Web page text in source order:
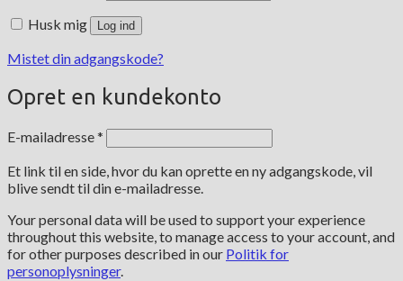
Husk mig Log ind
Mistet din adgangskode?
Opret en kundekonto
E-mailadresse*
Et link til en side, hvor du kan oprette en ny adgangskode, vil
blive sendt til din e-mailadresse.
Your personal data will be used to support your experience
throughout this website, to manage access to your account, and
for other purposes described in our Politik for
personoplysninger.